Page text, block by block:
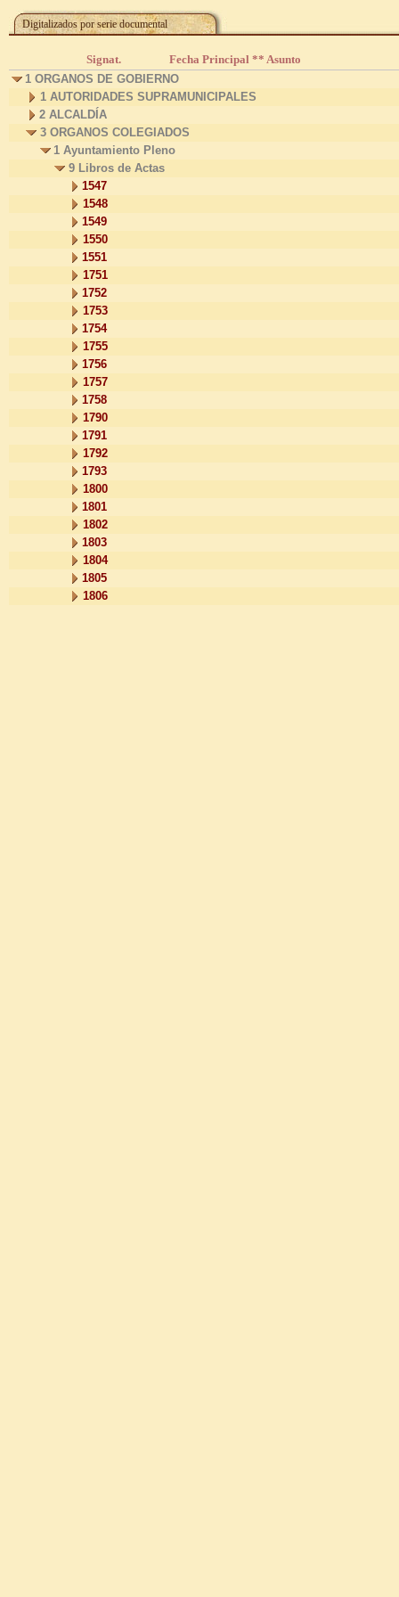
Digitalizados por serie documental
Signat.
Fecha Principal ** Asunto
1 ORGANOS DE GOBIERNO
1 AUTORIDADES SUPRAMUNICIPALES
2 ALCALDÍA
3 ORGANOS COLEGIADOS
1 Ayuntamiento Pleno
9 Libros de Actas
1547
1548
1549
1550
1551
1751
1752
1753
1754
1755
1756
1757
1758
1790
1791
1792
1793
1800
1801
1802
1803
1804
1805
1806